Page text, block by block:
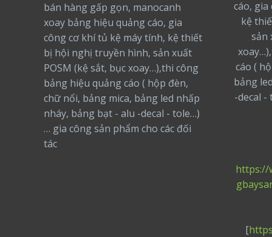
bán hàng gấp gọn, manocanh
xoay bảng hiệu quảng cáo, gia
công cơ khí tủ kệ máy tính, kệ thiết
bị hội nghị truyền hình, sản xuất
POSM (kệ sắt, bục xoay…),thi công
bảng hiệu quảng cáo ( hộp đèn,
chữ nổi, bảng mica, bảng led nhấp
nháy, bảng bạt - alu -decal - tole…)
… gia công sản phẩm cho các đối
tác
cáo,
kệ
sản
cáo (
bảng
-decal -
https://
[